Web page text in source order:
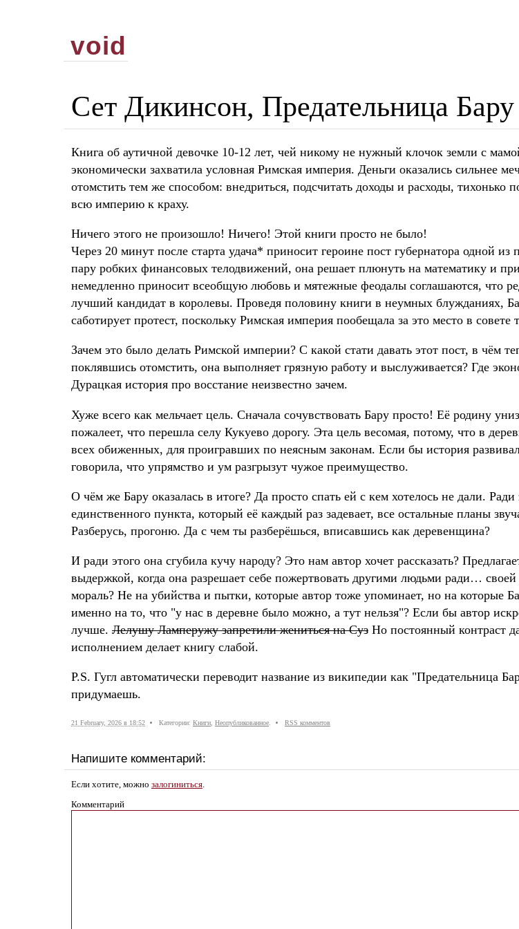
void
Сет Дикинсон, Предательница
Книга об аутичной девочке 10-12 лет, чей никому не нужный клочок земли с
экономически захватила условная Римская империя. Деньги оказались сильнее
отомстить тем же способом: внедриться, подсчитать доходы и расходы, тихонько
всю империю к краху.
Ничего этого не произошло! Ничего! Этой книги просто не было!
Через 20 минут после старта удача* приносит героине пост губернатора одной
пару робких финансовых телодвижений, она решает плюнуть на математику и
немедленно приносит всеобщую любовь и мятежные феодалы соглашаются, что
лучший кандидат в королевы. Проведя половину книги в неумных блужданиях,
саботирует протест, поскольку Римская империя пообещала за это место в
Зачем это было делать Римской империи? С какой стати давать этот пост, в чём
поклявшись отомстить, она выполняет грязную работу и выслуживается? Где
Дурацкая история про восстание неизвестно зачем.
Хуже всего как мельчает цель. Сначала сочувствовать Бару просто! Её родину
пожалеет, что перешла селу Кукуево дорогу. Эта цель весомая, потому, что в
всех обиженных, для проигравших по неясным законам. Если бы история
говорила, что упрямство и ум разгрызут чужое преимущество.
О чём же Бару оказалась в итоге? Да просто спать ей с кем хотелось не дали. Ради
единственного пункта, который её каждый раз задевает, все остальные планы
Разберусь, прогоню. Да с чем ты разберёшься, вписавшись как деревенщина?
И ради этого она сгубила кучу народу? Это нам автор хочет рассказать?
выдержкой, когда она разрешает себе пожертвовать другими людьми ради…
мораль? Не на убийства и пытки, которые автор тоже упоминает, но на которые
именно на то, что "у нас в деревне было можно, а тут нельзя"? Если бы автор
лучше. Лелушу Ламперужу запретили жениться на Суз Но постоянный контраст
исполнением делает книгу слабой.
P.S. Гугл автоматически переводит название из википедии как "Предательница
придумаешь.
21 February, 2026 в 18:52 Категории: Книги, Неопубликованное. RSS комментов
Напишите комментарий:
Если хотите, можно залогиниться.
Комментарий